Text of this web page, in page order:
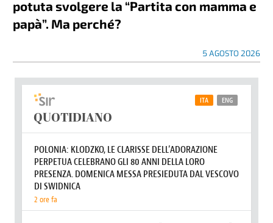
potuta svolgere la “Partita con mamma e
papà”. Ma perché?
5 AGOSTO 2026